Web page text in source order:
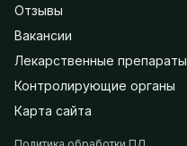
Отзывы
Вакансии
Лекарственные препараты
Контролирующие органы
Карта сайта